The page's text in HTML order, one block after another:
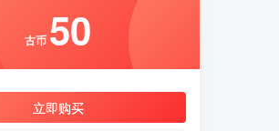
古币 50
立即购买
古币 50
立即购买